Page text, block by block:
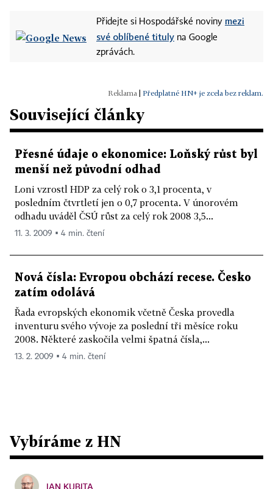
Přidejte si Hospodářské noviny mezi
své oblíbené tituly na Google
zprávách.
Předplatné HN+ je zcela bez reklam.
Související články
Přesné údaje o ekonomice: Loňský růst byl
menší než původní odhad
Loni vzrostl HDP za celý rok o 3,1 procenta, v
posledním čtvrtletí jen o 0,7 procenta. V únorovém
odhadu uváděl ČSÚ růst za celý rok 2008 3,5...
11. 3. 2009 ▪ 4 min. čtení
Nová čísla: Evropou obchází recese. Česko
zatím odolává
Řada evropských ekonomik včetně Česka provedla
inventuru svého vývoje za poslední tři měsíce roku
2008. Některé zaskočila velmi špatná čísla,...
13. 2. 2009 ▪ 4 min. čtení
Vybíráme z HN
JAN KUBITA